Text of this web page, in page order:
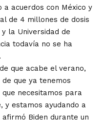
a acuerdos con México y
de 4 millones de dosis
la Universidad de
todavía no se ha
que acabe el verano,
que ya tenemos
necesitamos para
y estamos ayudando a
Biden durante un